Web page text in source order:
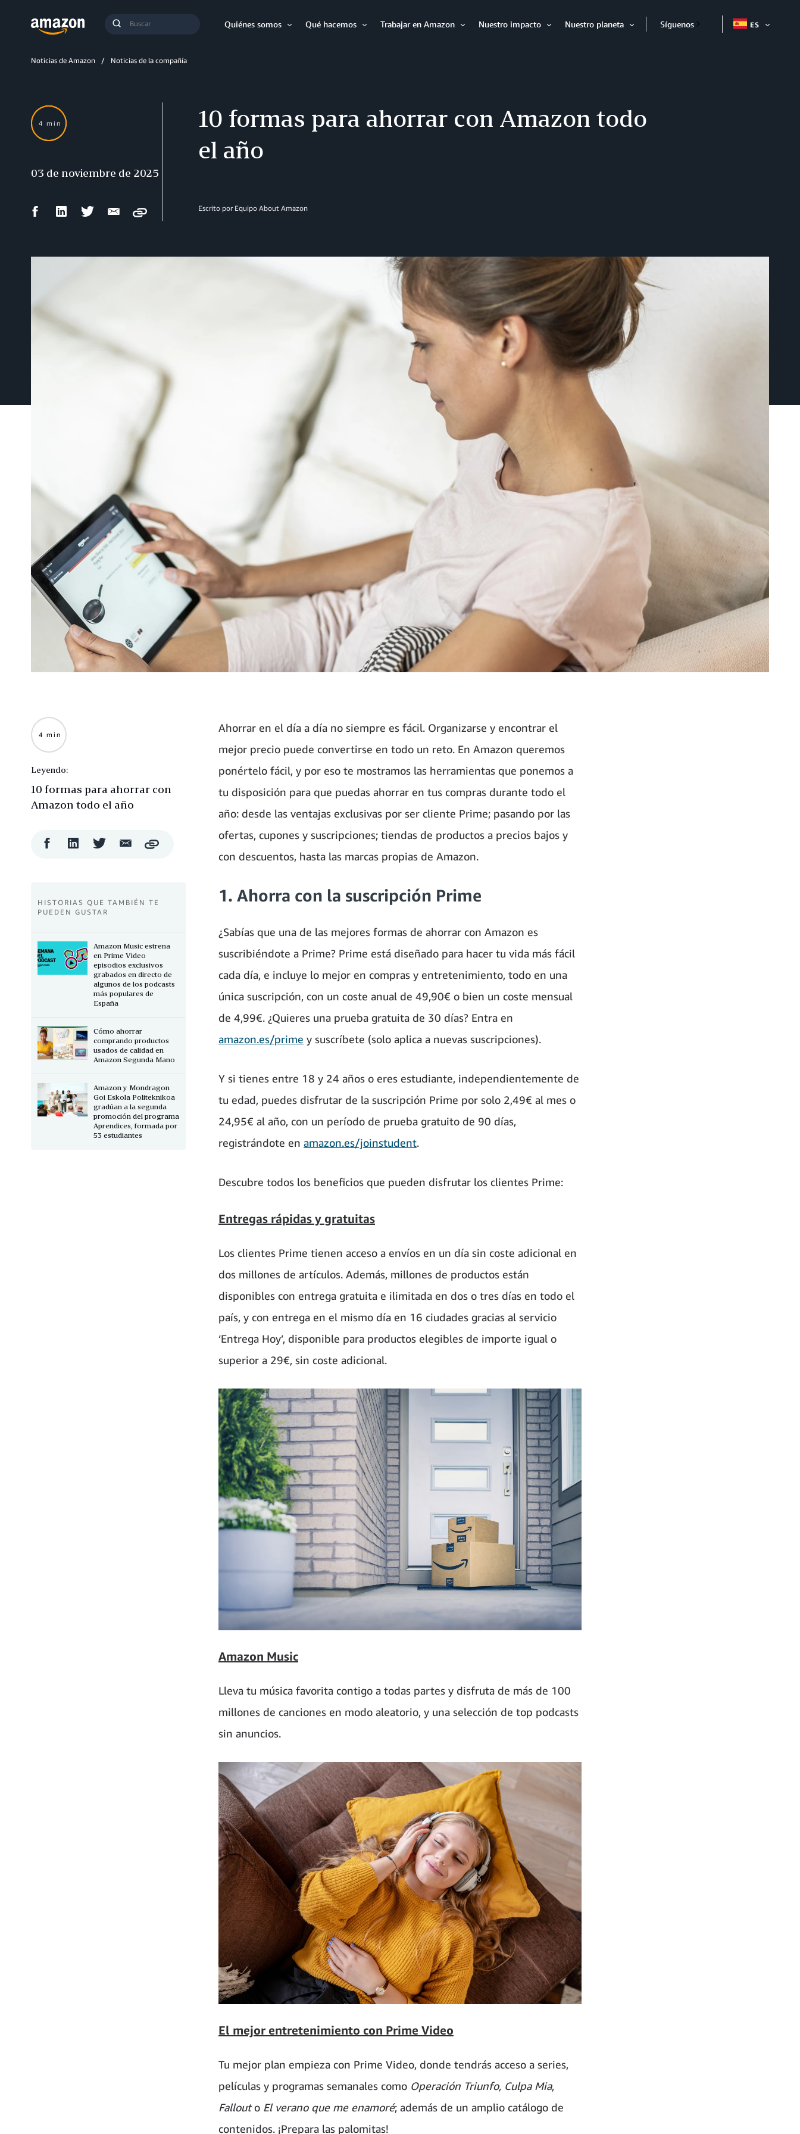
Enviar
Quiénes somos
Qué hacemos
Trabajar en Amazon
Nuestro impacto
Nuestro planeta
Expandir
Síguenos ES
Noticias de Amazon Noticias de la compañía
10 formas para ahorrar con Amazon todo
el año
Escrito por Equipo About Amazon
4 min
03 de noviembre de 2025
CompartirCompartirCompartirCompartir
Copy
Ahorrar en el día a día no siempre es fácil. Organizarse y encontrar el
mejor precio puede convertirse en todo un reto. En Amazon queremos
ponértelo fácil, y por eso te mostramos las herramientas que ponemos a
tu disposición para que puedas ahorrar en tus compras durante todo el
año: desde las ventajas exclusivas por ser cliente Prime; pasando por las
ofertas, cupones y suscripciones; tiendas de productos a precios bajos y
con descuentos, hasta las marcas propias de Amazon.
1. Ahorra con la suscripción Prime
¿Sabías que una de las mejores formas de ahorrar con Amazon es
suscribiéndote a Prime? Prime está diseñado para hacer tu vida más fácil
cada día, e incluye lo mejor en compras y entretenimiento, todo en una
única suscripción, con un coste anual de 49,90€ o bien un coste mensual
de 4,99€. ¿Quieres una prueba gratuita de 30 días? Entra en
amazon.es/prime y suscríbete (solo aplica a nuevas suscripciones).
Y si tienes entre 18 y 24 años o eres estudiante, independientemente de
tu edad, puedes disfrutar de la suscripción Prime por solo 2,49€ al mes o
24,95€ al año, con un período de prueba gratuito de 90 días,
registrándote en amazon.es/joinstudent.
Descubre todos los beneficios que pueden disfrutar los clientes Prime:
Entregas rápidas y gratuitas
Los clientes Prime tienen acceso a envíos en un día sin coste adicional en
dos millones de artículos. Además, millones de productos están
disponibles con entrega gratuita e ilimitada en dos o tres días en todo el
país, y con entrega en el mismo día en 16 ciudades gracias al servicio
‘Entrega Hoy’, disponible para productos elegibles de importe igual o
superior a 29€, sin coste adicional.
Amazon Music
Lleva tu música favorita contigo a todas partes y disfruta de más de 100
millones de canciones en modo aleatorio, y una selección de top podcasts
sin anuncios.
El mejor entretenimiento con Prime Video
Tu mejor plan empieza con Prime Video, donde tendrás acceso a series,
películas y programas semanales como Operación Triunfo, Culpa Mia,
Fallouto El verano que me enamoré; además de un amplio catálogo de
contenidos. ¡Prepara las palomitas!
4 min
Leyendo:
10 formas para ahorrar con
Amazon todo el año
CompartirCompartirCompartirCompartir
Copy
HISTORIAS QUE TAMBIÉN TE
PUEDEN GUSTAR
Amazon Music estrena
en Prime Video
episodios exclusivos
grabados en directo de
algunos de los podcasts
más populares de
España
Cómo ahorrar
comprando productos
usados de calidad en
Amazon Segunda Mano
Amazon y Mondragon
Goi Eskola Politeknikoa
gradúan a la segunda
promoción del programa
Aprendices, formada por
53 estudiantes